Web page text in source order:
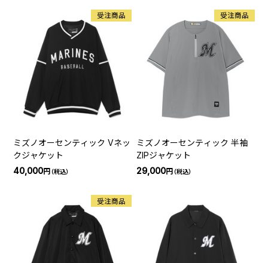
受注商品
ミズノオーセンティック Vネッ
クジャケット
40,000円（税込）
受注商品
ミズノオーセンティック 半袖
ZIPジャケット
29,000円（税込）
受注商品